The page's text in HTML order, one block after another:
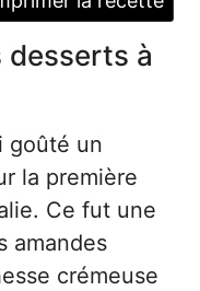
desserts à
goûté un
la première
Ce fut une
amandes
crémeuse